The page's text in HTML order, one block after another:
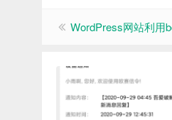
WordPress网站利用